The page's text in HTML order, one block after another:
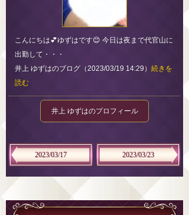
こんにちは💕ゆずはです😊 今日は夜まで代官山に
出勤して・・・
井上 ゆずはのブログ（2023/03/19 14:29） 続きを
読む
井上 ゆずはのプロフィール
2023/03/17 2023/03/23